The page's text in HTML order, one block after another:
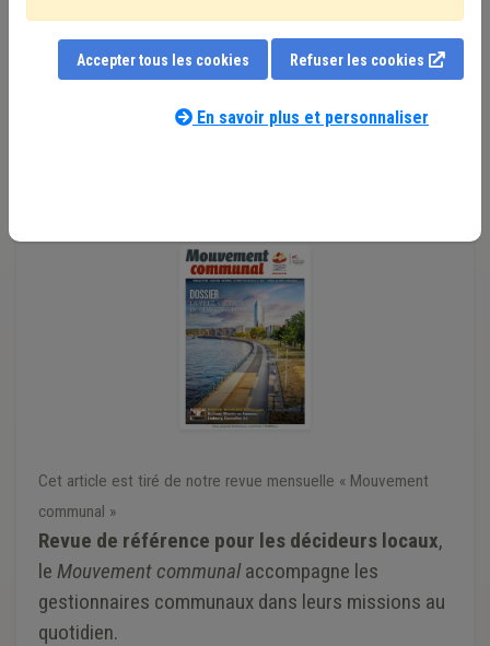
l’établissement des comptes, nous avons demandé aux
14 zones de secours wallonnes de nous transmettre
pour les années 2020 à 2022 afin que nous puissions
Cet article est tiré de notre revue mensuelle « Mouvement
communal »
Revue de référence pour les décideurs locaux,
le Mouvement communalaccompagne les
gestionnaires communaux dans leurs missions au
quotidien.
Accepter tous les cookies Refuser les cookies
En savoir plus et personnaliser